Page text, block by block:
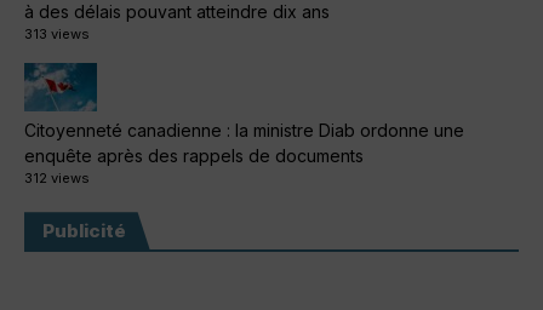
à des délais pouvant atteindre dix ans
313 views
Citoyenneté canadienne : la ministre Diab ordonne une
enquête après des rappels de documents
312 views
Publicité